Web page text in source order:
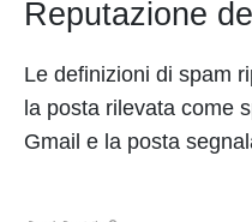
Reputazione
Le definizioni di spam
la posta rilevata come
Gmail e la posta